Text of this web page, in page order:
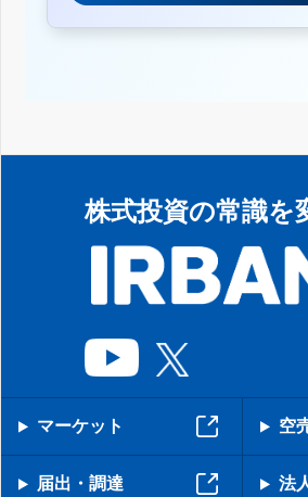
株式投資の常識を
マーケット 空
届出・調達 法